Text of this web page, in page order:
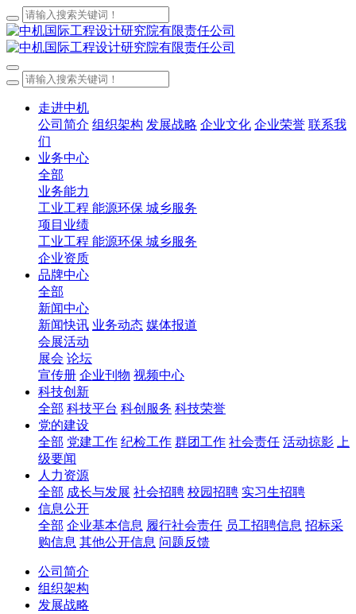
走进中机
公司简介 组织架构 发展战略 企业文化 企业荣誉 联系我
们
业务中心
全部
业务能力
工业工程 能源环保 城乡服务
项目业绩
工业工程 能源环保 城乡服务
企业资质
品牌中心
全部
新闻中心
新闻快讯 业务动态 媒体报道
会展活动
展会 论坛
宣传册 企业刊物 视频中心
科技创新
全部 科技平台 科创服务 科技荣誉
党的建设
全部 党建工作 纪检工作 群团工作 社会责任 活动掠影
上
级要闻
人力资源
全部 成长与发展 社会招聘 校园招聘 实习生招聘
信息公开
全部 企业基本信息 履行社会责任 员工招聘信息 招标采
购信息 其他公开信息 问题反馈
公司简介
组织架构
发展战略